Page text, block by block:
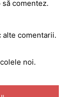
comentez.
alte comentarii.
noi.